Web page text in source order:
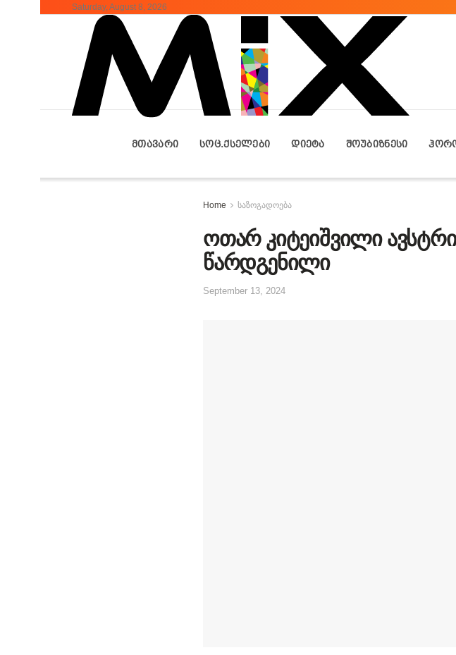
Saturday, August 8, 2026
ᲛᲗᲐᲕᲐᲠᲘ ᲡᲝᲪ.ᲥᲡᲔᲚᲔᲑᲘ ᲓᲘᲔᲢᲐ ᲨᲝᲣᲑᲘᲖᲜᲔᲡᲘ
Home საზოგადოება
ოთარ კიტეიშვილი
წარდგენილი
September 13, 2024